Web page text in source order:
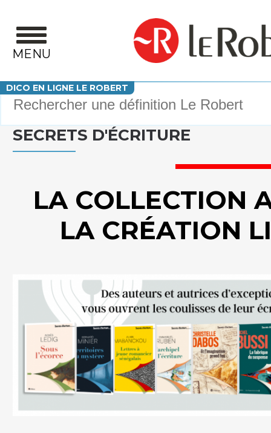
MENU
DICO EN LIGNE LE ROBERT
Votre recherche
SECRETS D'ÉCRITURE
LA COLLECTION
LA CRÉATION